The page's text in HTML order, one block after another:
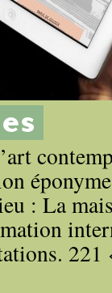
: La
221